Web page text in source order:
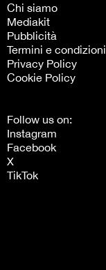
Chi siamo
Mediakit
Pubblicità
Termini e condizioni
Privacy Policy
Cookie Policy
Follow us on:
Instagram
Facebook
X
TikTok